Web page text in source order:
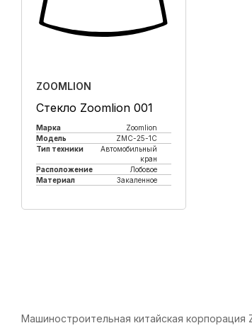
ZOOMLION
Стекло Zoomlion 001
Марка
Zoomlion
Модель
ZMC-25-1С
Тип техники
Автомобильный
кран
Расположение
Лобовое
Материал
Закаленное
Машиностроительная китайская корпорация